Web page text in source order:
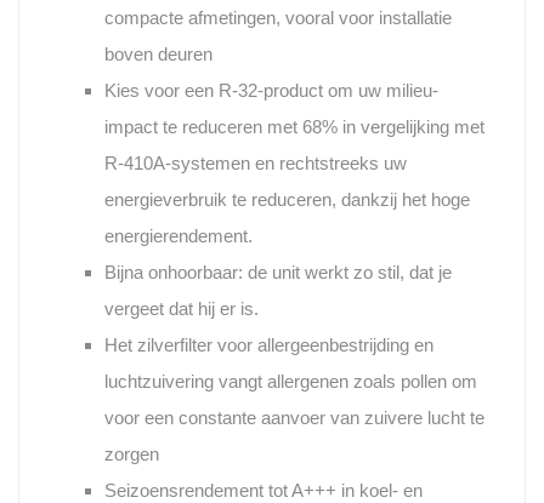
compacte afmetingen, vooral voor installatie
boven deuren
Kies voor een R-32-product om uw milieu-
impact te reduceren met 68% in vergelijking met
R-410A-systemen en rechtstreeks uw
energieverbruik te reduceren, dankzij het hoge
energierendement.
Bijna onhoorbaar: de unit werkt zo stil, dat je
vergeet dat hij er is.
Het zilverfilter voor allergeenbestrijding en
luchtzuivering vangt allergenen zoals pollen om
voor een constante aanvoer van zuivere lucht te
zorgen
Seizoensrendement tot A+++ in koel- en